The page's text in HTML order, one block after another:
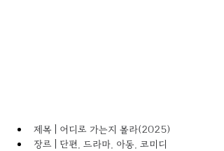
제목 | 어디로 가는지 몰라(2025)
장르 | 단편, 드라마, 아동, 코미디